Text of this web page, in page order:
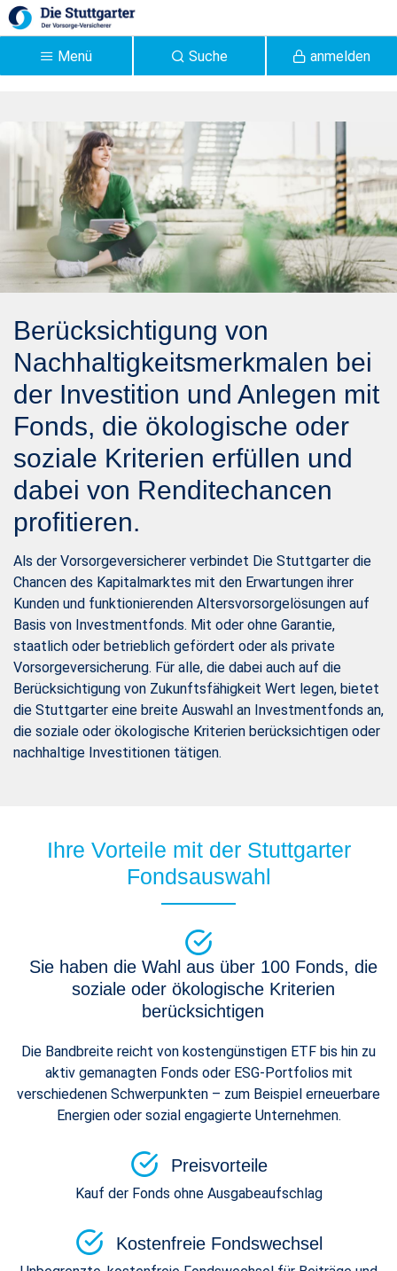
Zum Hauptinhalt springen
anmelden
Suche
Menü
- Stuttgarter
Berücksichtigung von
Nachhaltigkeitsmerkmalen bei
der Investition und Anlegen mit
Fonds, die ökologische oder
soziale Kriterien erfüllen und
dabei von Renditechancen
profitieren.
Als der Vorsorgeversicherer verbindet Die Stuttgarter die
Chancen des Kapitalmarktes mit den Erwartungen ihrer
Kunden und funktionierenden Altersvorsorgelösungen auf
Basis von Investmentfonds. Mit oder ohne Garantie,
staatlich oder betrieblich gefördert oder als private
Vorsorgeversicherung. Für alle, die dabei auch auf die
Berücksichtigung von Zukunftsfähigkeit Wert legen, bietet
die Stuttgarter eine breite Auswahl an Investmentfonds an,
die soziale oder ökologische Kriterien berücksichtigen oder
nachhaltige Investitionen tätigen.
Ihre Vorteile mit der Stuttgarter
Fondsauswahl
Sie haben die Wahl aus über 100 Fonds, die
soziale oder ökologische Kriterien
berücksichtigen
Die Bandbreite reicht von kostengünstigen ETF bis hin zu
aktiv gemanagten Fonds oder ESG-Portfolios mit
verschiedenen Schwerpunkten – zum Beispiel erneuerbare
Energien oder sozial engagierte Unternehmen.
Preisvorteile
Kauf der Fonds ohne Ausgabeaufschlag
Kostenfreie Fondswechsel